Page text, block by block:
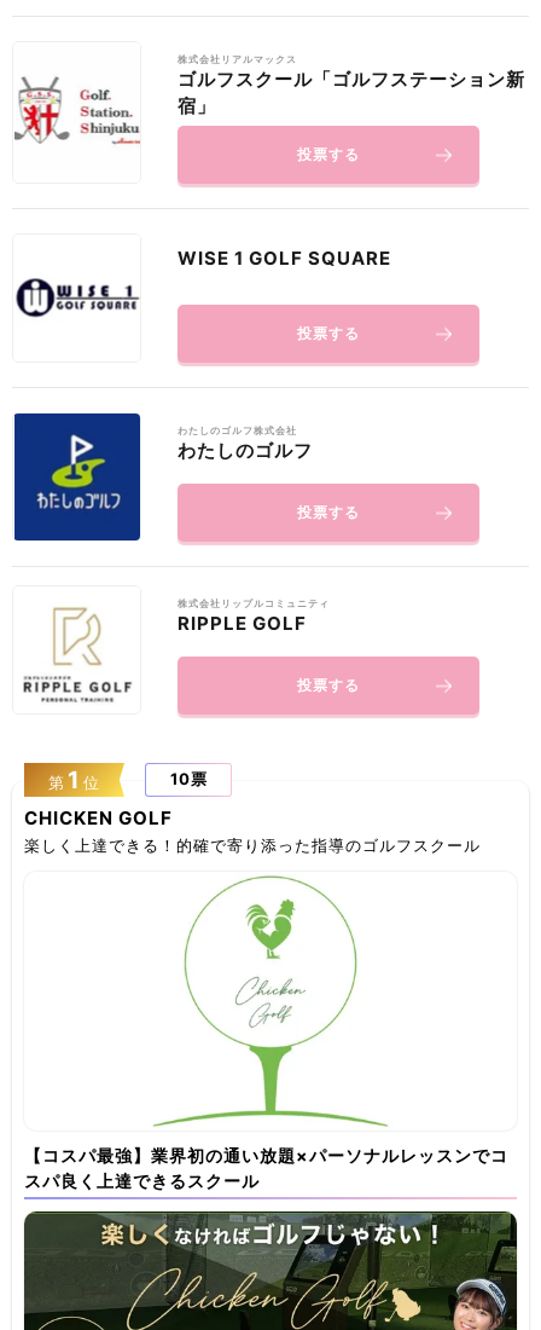
株式会社リアルマックス
ゴルフスクール「ゴルフステーション新
宿」
投票する
WISE 1 GOLF SQUARE
投票する
わたしのゴルフ株式会社
わたしのゴルフ
投票する
株式会社リップルコミュニティ
RIPPLE GOLF
投票する
第 1 位 10票
CHICKEN GOLF
楽しく上達できる！的確で寄り添った指導のゴルフスクール
【コスパ最強】業界初の通い放題×パーソナルレッスンでコ
スパ良く上達できるスクール